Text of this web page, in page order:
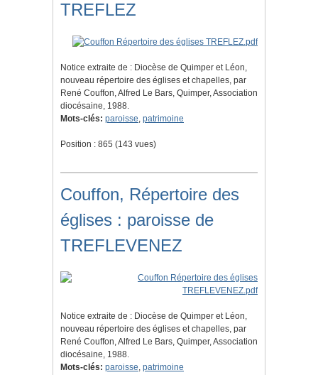
TREFLEZ
Notice extraite de : Diocèse de Quimper et Léon,
nouveau répertoire des églises et chapelles, par
René Couffon, Alfred Le Bars, Quimper, Association
diocésaine, 1988.
Mots-clés: paroisse, patrimoine
Position : 865 (143 vues)
Couffon, Répertoire des
églises : paroisse de
TREFLEVENEZ
Notice extraite de : Diocèse de Quimper et Léon,
nouveau répertoire des églises et chapelles, par
René Couffon, Alfred Le Bars, Quimper, Association
diocésaine, 1988.
Mots-clés: paroisse, patrimoine